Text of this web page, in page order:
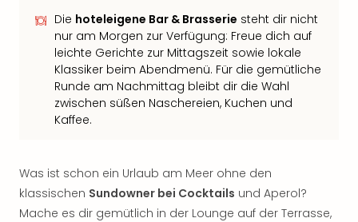
Die hoteleigene Bar & Brasserie steht dir nicht
nur am Morgen zur Verfügung: Freue dich auf
leichte Gerichte zur Mittagszeit sowie lokale
Klassiker beim Abendmenü. Für die gemütliche
Runde am Nachmittag bleibt dir die Wahl
zwischen süßen Naschereien, Kuchen und
Kaffee.
Was ist schon ein Urlaub am Meer ohne den
klassischen Sundowner bei Cocktails und Aperol?
Mache es dir gemütlich in der Lounge auf der Terrasse,